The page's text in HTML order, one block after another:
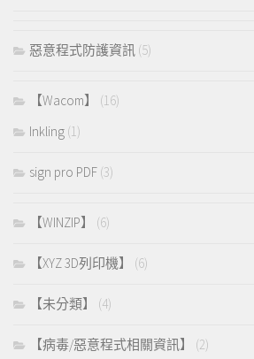
惡意程式防護資訊 (5)
【Wacom】
(16)
Inkling (1)
sign pro PDF (3)
【WINZIP】 (6)
【XYZ 3D列印機】 (6)
【未分類】 (4)
【病毒/惡意程式相關資訊】 (2)